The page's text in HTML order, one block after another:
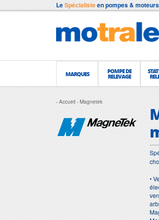
LeSpécialisteen pompes &
MARQUES POMPE DE
RELEVAGE
Accueil Magnetek
•